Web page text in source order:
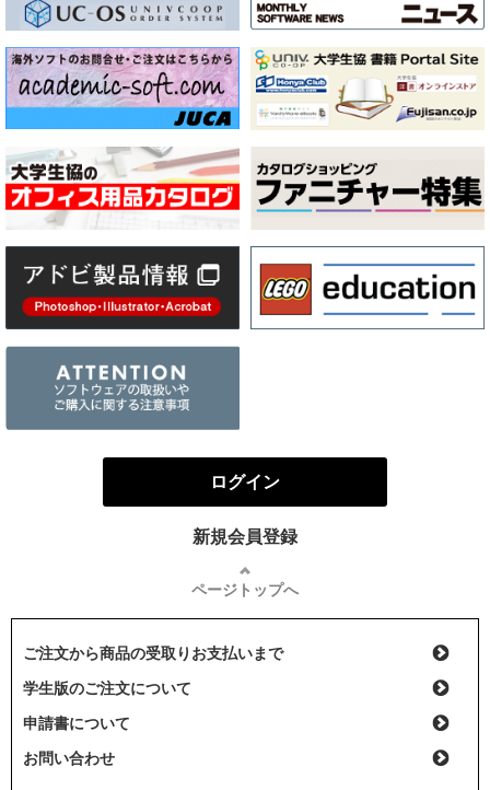
ログイン
新規会員登録
ページトップへ
ご注文から商品の受取りお支払いまで
学生版のご注文について
申請書について
お問い合わせ